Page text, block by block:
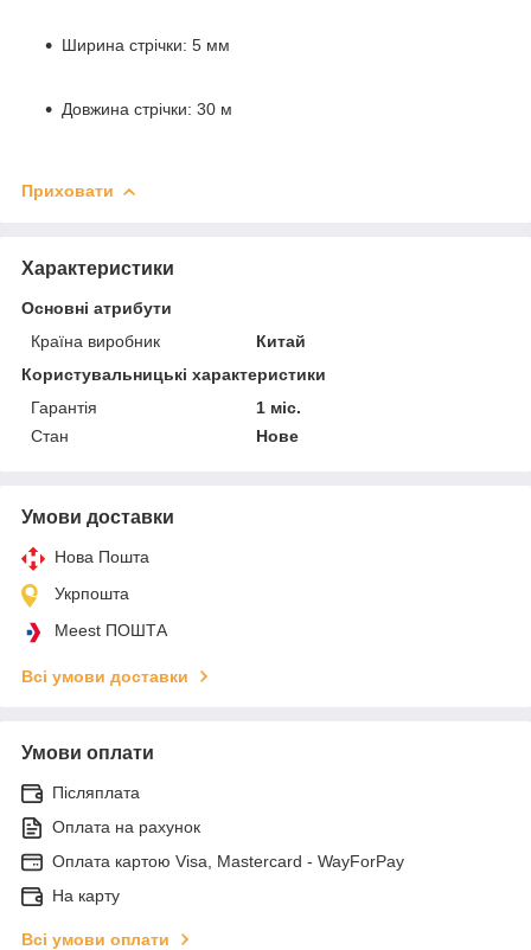
Ширина стрічки: 5 мм
Довжина стрічки: 30 м
Приховати
Характеристики
Основні атрибути
Країна виробник
Китай
Користувальницькі характеристики
Гарантія
1 міс.
Стан
Нове
Умови доставки
Нова Пошта
Укрпошта
Meest ПОШТА
Всі умови доставки
Умови оплати
Післяплата
Оплата на рахунок
Оплата картою Visa, Mastercard - WayForPay
На карту
Всі умови оплати